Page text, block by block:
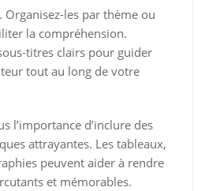
les par thème ou
la compréhension.
titres clairs pour guider
tout au long de votre
l’importance d’inclure des
attrayantes. Les tableaux,
peuvent aider à rendre
et mémorables.